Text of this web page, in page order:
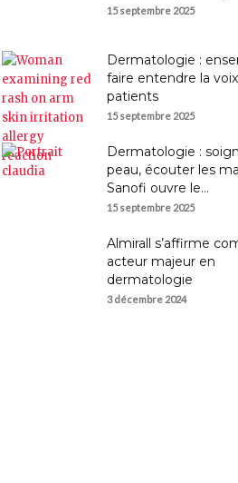
15 septembre 2025
Dermatologie :
faire entendre la
patients
15 septembre 2025
Dermatologie :
peau, écouter les
Sanofi ouvre le...
15 septembre 2025
Almirall s’affirme
acteur majeur en
dermatologie
3 décembre 2024